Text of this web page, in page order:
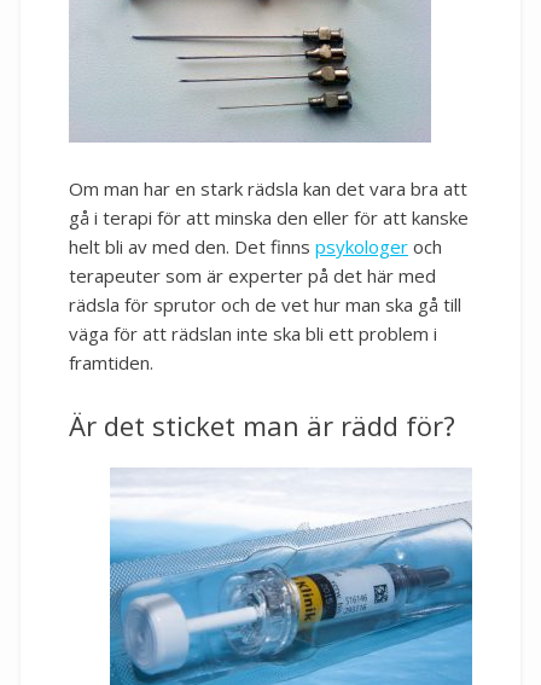
Om man har en stark rädsla kan det vara bra att
gå i terapi för att minska den eller för att kanske
helt bli av med den. Det finns psykologer och
terapeuter som är experter på det här med
rädsla för sprutor och de vet hur man ska gå till
väga för att rädslan inte ska bli ett problem i
framtiden.
Är det sticket man är rädd för?